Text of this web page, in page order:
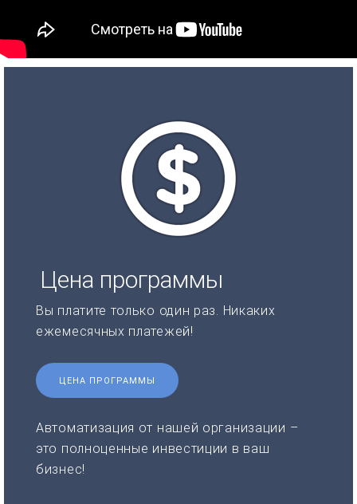
Цена программы
Вы платите только один раз. Никаких
ежемесячных платежей!
ЦЕНА ПРОГРАММЫ
Автоматизация от нашей организации –
это полноценные инвестиции в ваш
бизнес!